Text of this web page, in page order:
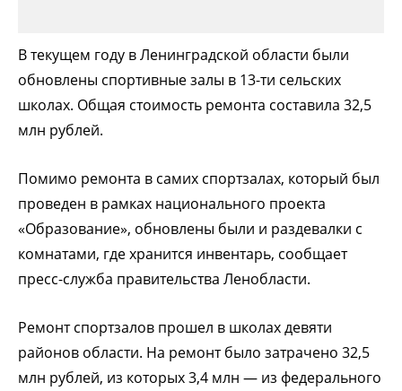
В текущем году в Ленинградской области были
обновлены спортивные залы в 13-ти сельских
школах. Общая стоимость ремонта составила 32,5
млн рублей.
Помимо ремонта в самих спортзалах, который был
проведен в рамках национального проекта
«Образование», обновлены были и раздевалки с
комнатами, где хранится инвентарь, сообщает
пресс-служба правительства Ленобласти.
Ремонт спортзалов прошел в школах девяти
районов области. На ремонт было затрачено 32,5
млн рублей, из которых 3,4 млн — из федерального